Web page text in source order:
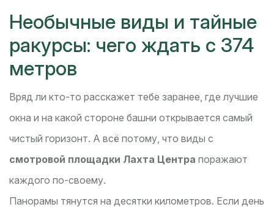
Необычные виды и тайные
ракурсы: чего ждать с 374
метров
Вряд ли кто-то расскажет тебе заранее, где лучшие
окна и на какой стороне башни открывается самый
чистый горизонт. А всё потому, что виды с
смотровой площадки Лахта Центра поражают
каждого по-своему.
Панорамы тянутся на десятки километров. Если день